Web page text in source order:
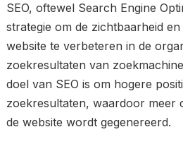
SEO, oftewel Search Engine
strategie om de zichtbaarheid
website te verbeteren in de
zoekresultaten van
doel van SEO is om hogere
zoekresultaten, waardoor meer
de website wordt gegenereerd.